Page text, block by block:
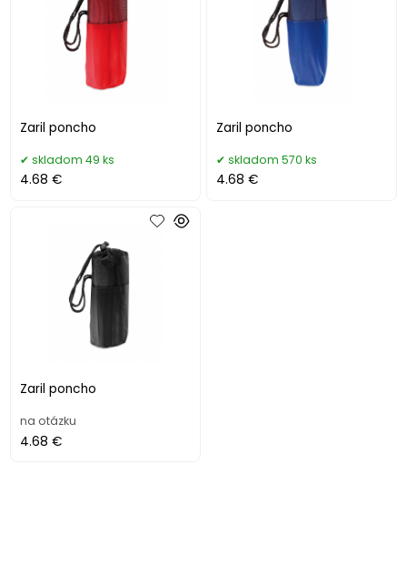
Zaril poncho
skladom 49 ks
4.68 €
Zaril poncho
skladom 570 ks
4.68 €
Zaril poncho
na otázku
4.68 €